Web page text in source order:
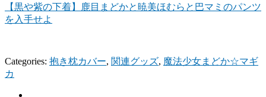
【黒や紫の下着】鹿目まどかと暁美ほむらと巴マミのパンツ
を入手せよ
Categories: 抱き枕カバー, 関連グッズ, 魔法少女まどか☆マギ
カ